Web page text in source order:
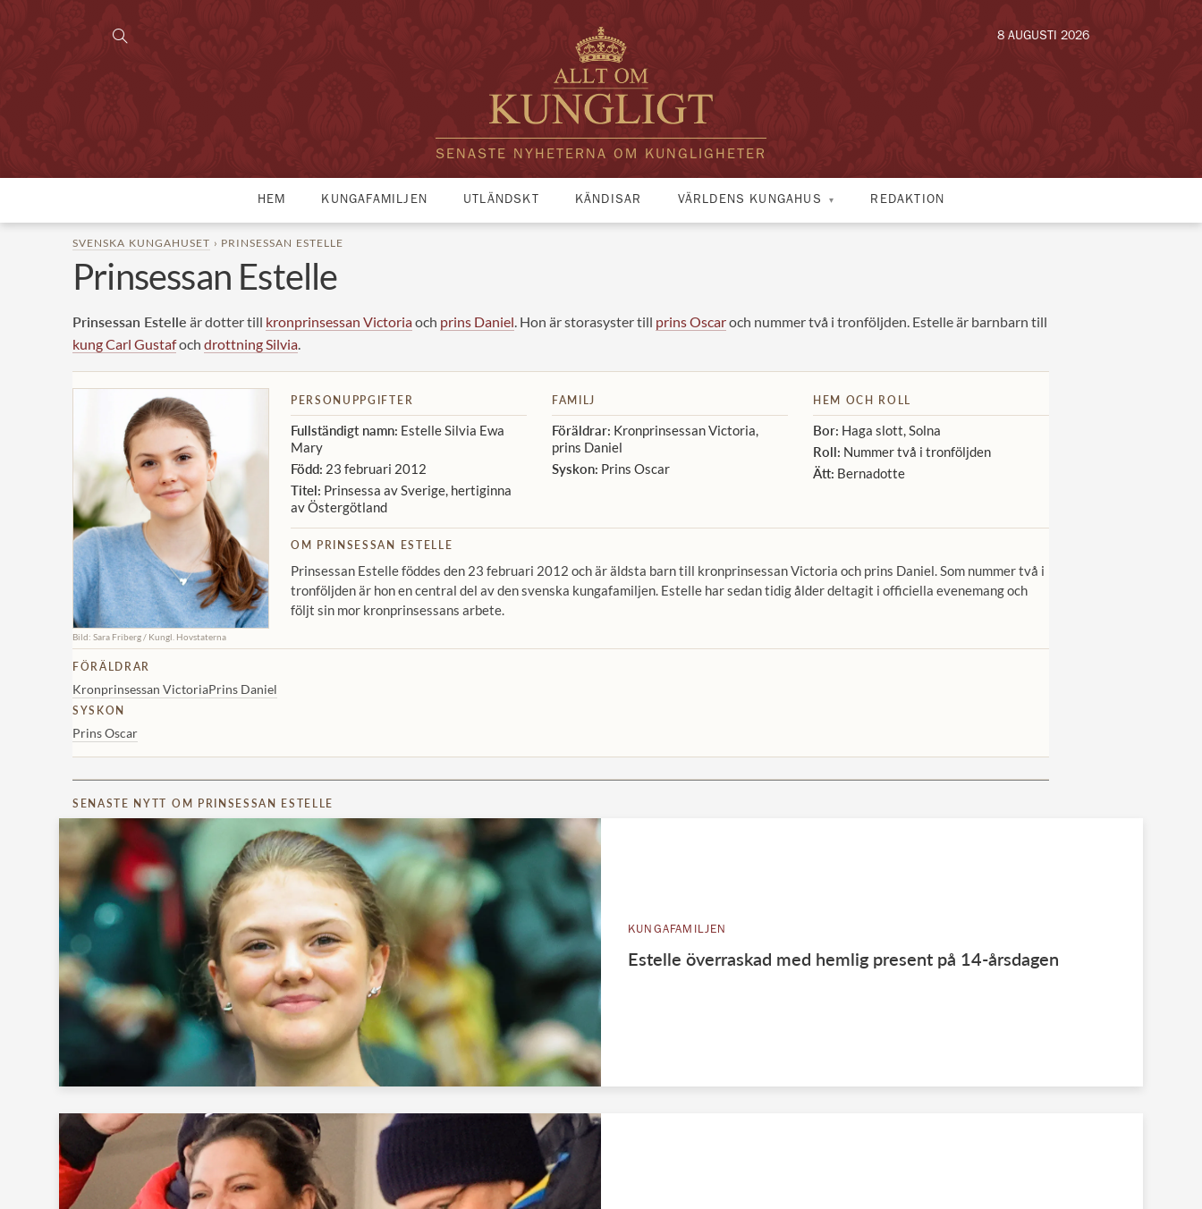
SENASTE NYHETERNA OM KUNGLIGHETER
8 AUGUSTI 2026
HEM KUNGAFAMILJEN UTLÄNDSKT KÄNDISAR VÄRLDENS KUNGAHUS REDAKTION
SVENSKA KUNGAHUSET › PRINSESSAN ESTELLE
Prinsessan Estelle
Prinsessan Estelle är dotter till kronprinsessan Victoriaoch prins Daniel. Hon är storasyster till prins Oscaroch nummer två i tronföljden. Estelle är barnbarn till
kung Carl Gustafoch drottning Silvia.
Bild: Sara Friberg / Kungl. Hovstaterna
PERSONUPPGIFTER
Fullständigt namn: Estelle Silvia Ewa
Mary
Född: 23 februari 2012
Titel: Prinsessa av Sverige, hertiginna
av Östergötland
FAMILJ
Föräldrar: Kronprinsessan Victoria,
prins Daniel
Syskon: Prins Oscar
HEM OCH ROLL
Bor: Haga slott, Solna
Roll: Nummer två i tronföljden
Ätt: Bernadotte
OM PRINSESSAN ESTELLE
Prinsessan Estelle föddes den 23 februari 2012 och är äldsta barn till kronprinsessan Victoria och prins Daniel. Som nummer två i
tronföljden är hon en central del av den svenska kungafamiljen. Estelle har sedan tidig ålder deltagit i officiella evenemang och
följt sin mor kronprinsessans arbete.
FÖRÄLDRAR
Kronprinsessan VictoriaPrins Daniel
SYSKON
Prins Oscar
SENASTE NYTT OM PRINSESSAN ESTELLE
KUNGAFAMILJEN
Estelle överraskad med hemlig present på 14-årsdagen